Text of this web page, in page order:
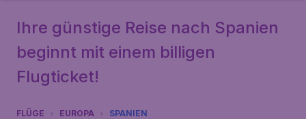
Ihre günstige Reise nach Spanien
beginnt mit einem billigen
Flugticket!
FLÜGE EUROPA SPANIEN